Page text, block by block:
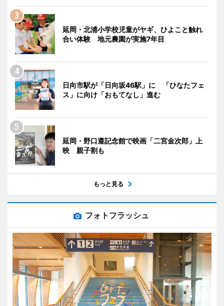
延岡・北浦小学校児童がヤギ、ひよこと触れ
合い体験 地元農園が実施7年目
日向市駅が「日向坂46駅」に 「ひなたフェ
ス」に向け「おもてなし」進む
延岡・野口遵記念館で映画「二宮金次郎」上
映 親子割も
もっと見る
フォトフラッシュ